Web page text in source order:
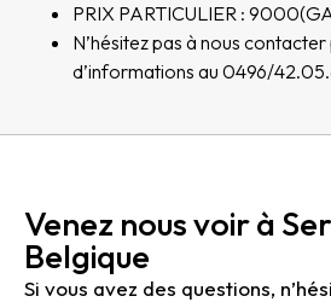
PRIX PARTICULIER :
N’hésitez pas à nous
d’informations au 0496/
Venez nous voir à
Belgique
Si vous avez des questions,